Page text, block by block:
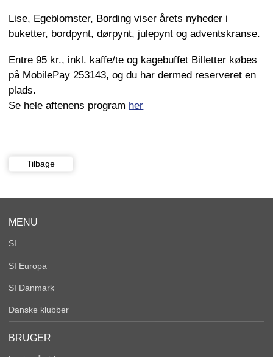
Lise, Egeblomster, Bording viser årets nyheder i
buketter, bordpynt, dørpynt, julepynt og adventskranse.
Entre 95 kr., inkl. kaffe/te og kagebuffet Billetter købes
på MobilePay 253143, og du har dermed reserveret en
plads.
Se hele aftenens program her
Tilbage
MENU
SI
SI Europa
SI Danmark
Danske klubber
BRUGER